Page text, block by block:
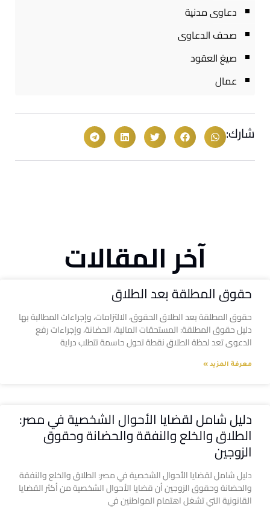
دعاوى مدنية
صحف الدعاوى
صيغ العقود
عمال
شارك:
آخر المقالات
حقوق المطلقة بعد الطلاق
حقوق المطلقة بعد الطلاق الحقوق، الالتزامات، وإجراءات المطالبة بها
دليل حقوق المطلقة: المستحقات المالية، الحضانة، وإجراءات رفع
الدعوى تعد لحظة الطلاق نقطة تحول حاسمة تتطلب دراية
معرفة المزيد »
دليل شامل لقضايا الأحوال الشخصية في مصر:
الطلاق والخلع والنفقة والحضانة وحقوق
الزوجين
دليل شامل لقضايا الأحوال الشخصية في مصر: الطلاق والخلع والنفقة
والحضانة وحقوق الزوجين أن قضايا الأحوال الشخصية من أكثر القضايا
القانونية التي تشغل اهتمام المواطنين في